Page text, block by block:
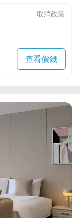
取消政策
查看價錢